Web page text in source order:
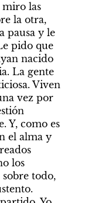
miro las
la otra,
pausa y le
pido que
nacido
La gente
Viven
vez por
Y, como es
el alma y
los
sobre todo,